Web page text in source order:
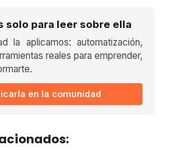
solo para leer sobre ella
la aplicamos: automatización,
reales para emprender,
en la comunidad